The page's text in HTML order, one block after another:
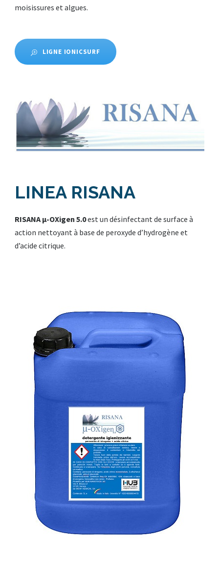
moisissures et algues.
LIGNE IONICSURF
LINEA RISANA
RISANA μ-OXigen 5.0est un désinfectant de surface à
action nettoyant à base de peroxyde d’hydrogène et
d’acide citrique.